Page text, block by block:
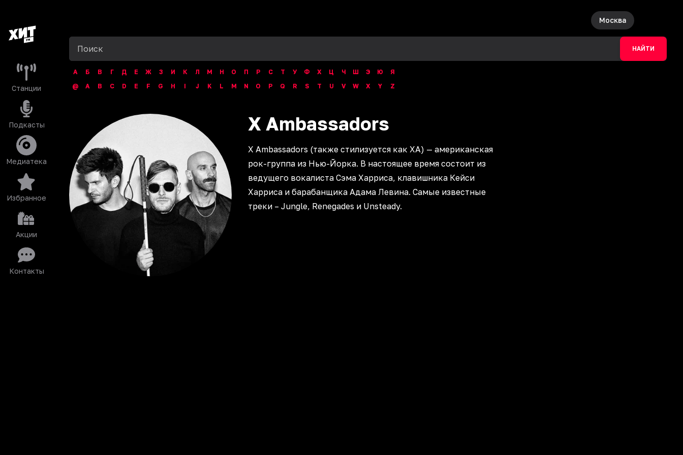
Станции
Подкасты
Медиатека
Избранное
Акции
Контакты
Москва
НАЙТИ
А Б В Г Д Е Ж З И К Л М Н О П Р С Т У Ф Х Ц Ч Ш Э Ю
Я
@
A B C D E F G H I J K L M N O P Q R S T U V W X Y Z
X Ambassadors
X Ambassadors (также стилизуется как XA) — американская
рок-группа из Нью-Йорка. В настоящее время состоит из
ведущего вокалиста Сэма Харриса, клавишника Кейси
Харриса и барабанщика Адама Левина. Самые известные
треки – Jungle, Renegades и Unsteady.